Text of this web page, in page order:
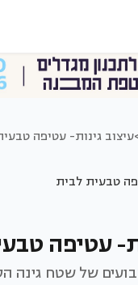
עיצוב גינות- עטיפה
עטיפה
של שטח גינה